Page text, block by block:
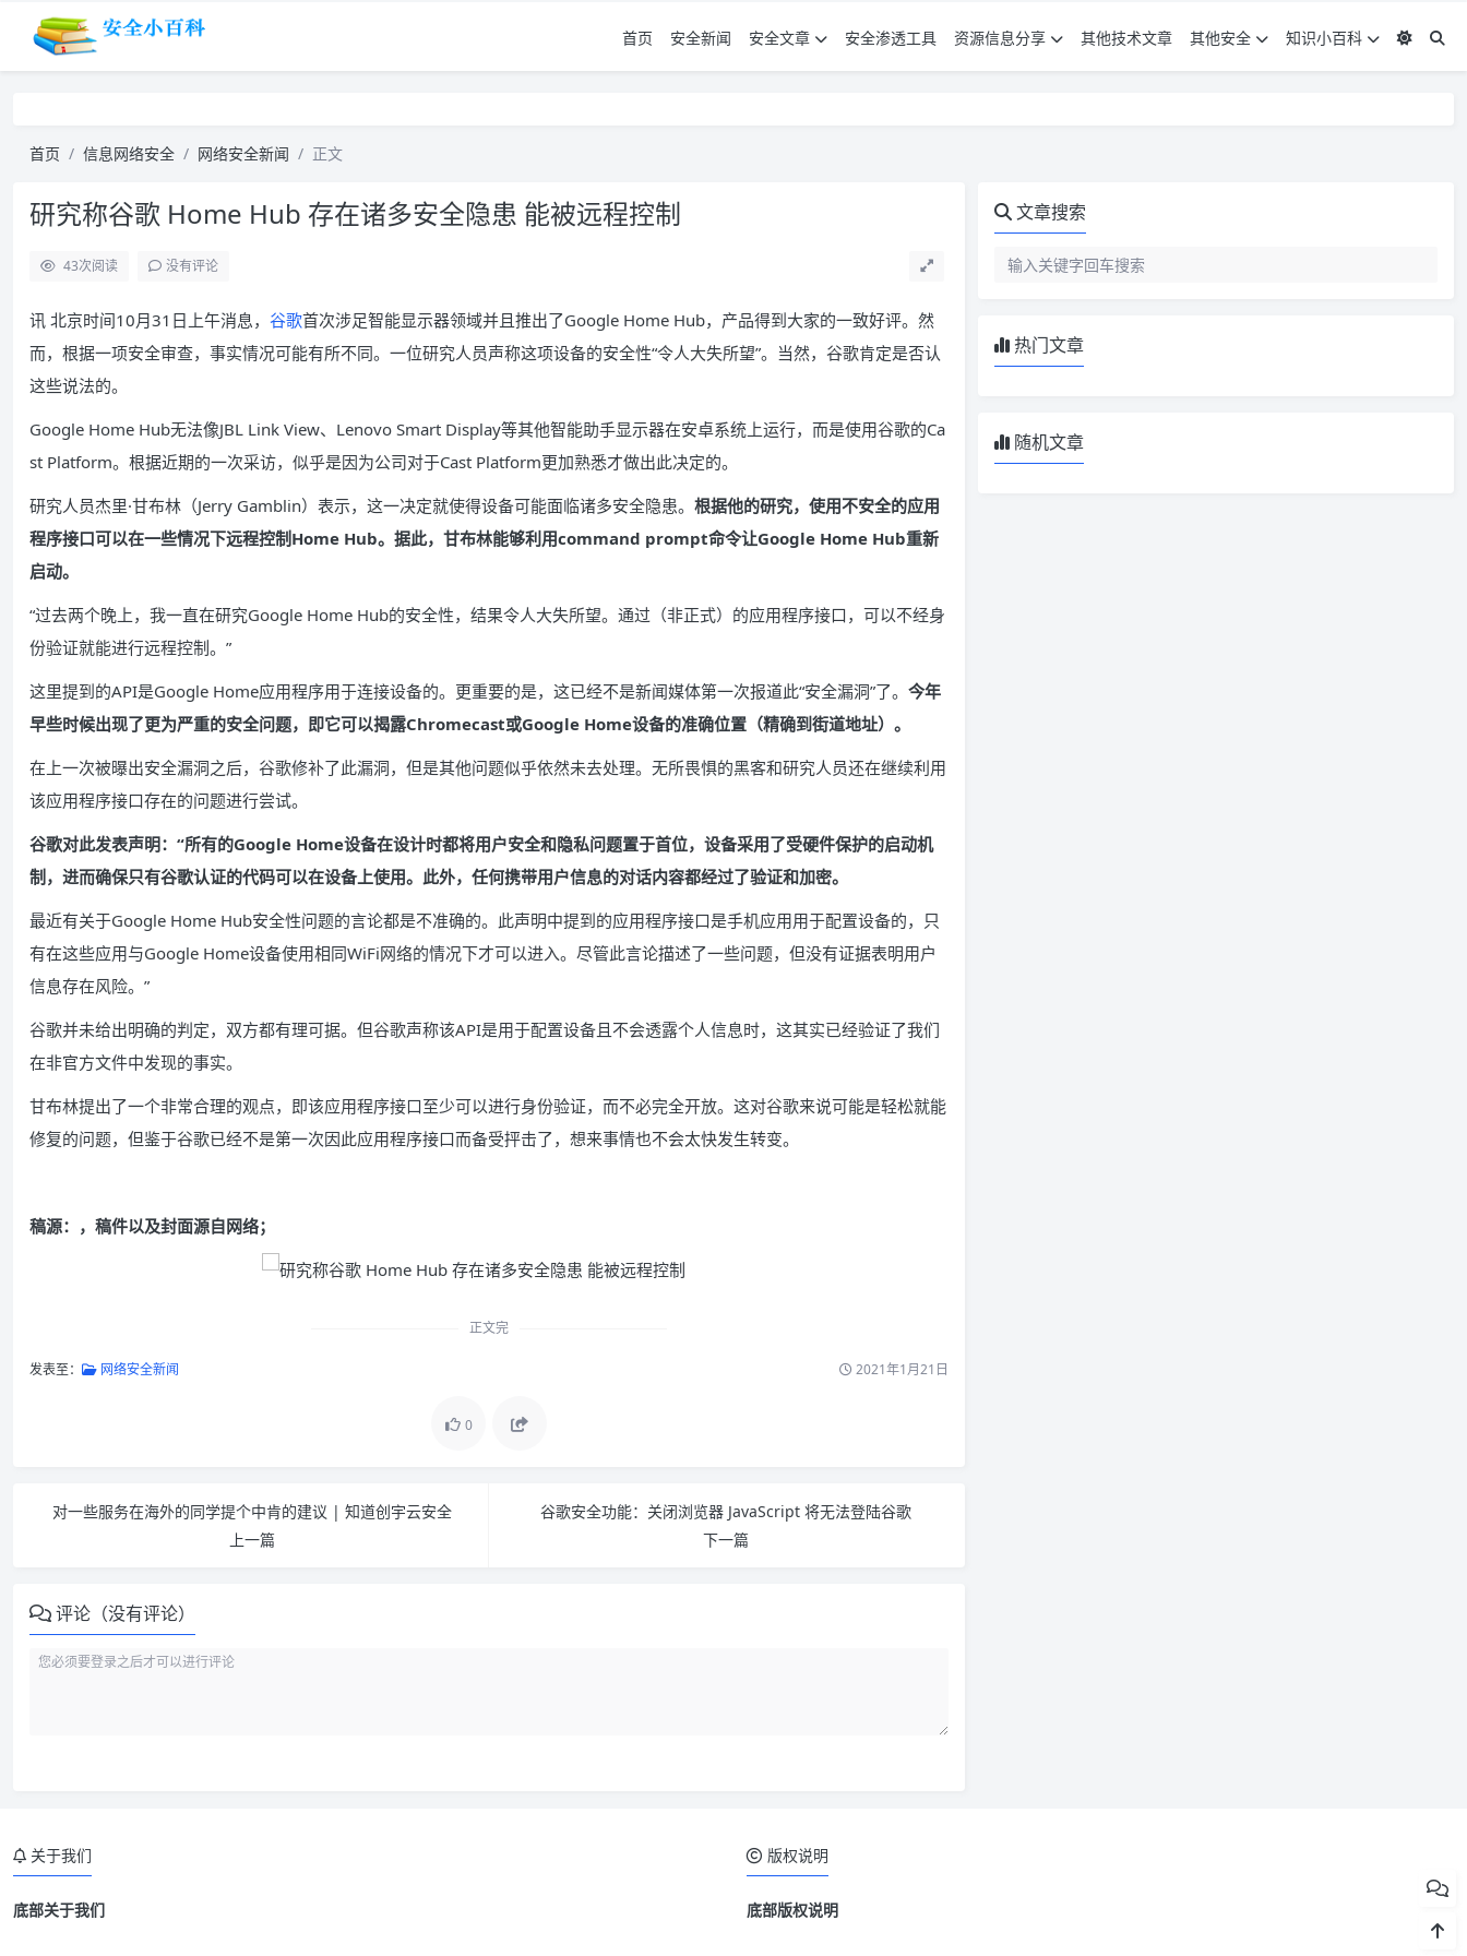
首页 安全新闻 安全文章 安全渗透工具 资源信息分享 其他技术文章 其他安全 知识小百科
首页 信息网络安全 网络安全新闻 正文
研究称谷歌 Home Hub 存在诸多安全隐患 能被远程控制
43次阅读 没有评论
讯 北京时间10月31日上午消息， 谷歌首次涉足智能显示器领域并且推出了Google Home Hub，产品得到大家的一致好评。然
而，根据一项安全审查，事实情况可能有所不同。一位研究人员声称这项设备的安全性“令人大失所望”。当然，谷歌肯定是否认
这些说法的。
Google Home Hub无法像JBL Link View、Lenovo Smart Display等其他智能助手显示器在安卓系统上运行，而是使用谷歌的Ca
st Platform。根据近期的一次采访，似乎是因为公司对于Cast Platform更加熟悉才做出此决定的。
研究人员杰里·甘布林（Jerry Gamblin）表示，这一决定就使得设备可能面临诸多安全隐患。 根据他的研究，使用不安全的应用
程序接口可以在一些情况下远程控制Home Hub。据此，甘布林能够利用command prompt命令让Google Home Hub重新
启动。
“过去两个晚上，我一直在研究Google Home Hub的安全性，结果令人大失所望。通过（非正式）的应用程序接口，可以不经身
份验证就能进行远程控制。”
这里提到的API是Google Home应用程序用于连接设备的。更重要的是，这已经不是新闻媒体第一次报道此“安全漏洞”了。 今年
早些时候出现了更为严重的安全问题，即它可以揭露Chromecast或Google Home设备的准确位置（精确到街道地址）。
在上一次被曝出安全漏洞之后，谷歌修补了此漏洞，但是其他问题似乎依然未去处理。无所畏惧的黑客和研究人员还在继续利用
该应用程序接口存在的问题进行尝试。
谷歌对此发表声明：“所有的Google Home设备在设计时都将用户安全和隐私问题置于首位，设备采用了受硬件保护的启动机
制，进而确保只有谷歌认证的代码可以在设备上使用。此外，任何携带用户信息的对话内容都经过了验证和加密。
最近有关于Google Home Hub安全性问题的言论都是不准确的。此声明中提到的应用程序接口是手机应用用于配置设备的，只
有在这些应用与Google Home设备使用相同WiFi网络的情况下才可以进入。尽管此言论描述了一些问题，但没有证据表明用户
信息存在风险。”
谷歌并未给出明确的判定，双方都有理可据。但谷歌声称该API是用于配置设备且不会透露个人信息时，这其实已经验证了我们
在非官方文件中发现的事实。
甘布林提出了一个非常合理的观点，即该应用程序接口至少可以进行身份验证，而不必完全开放。这对谷歌来说可能是轻松就能
修复的问题，但鉴于谷歌已经不是第一次因此应用程序接口而备受抨击了，想来事情也不会太快发生转变。
稿源： ，稿件以及封面源自网络；
正文完
发表至： 网络安全新闻 2021年1月21日
0
对一些服务在海外的同学提个中肯的建议 | 知道创宇云安全
上一篇
谷歌安全功能：关闭浏览器 JavaScript 将无法登陆谷歌
下一篇
评论（没有评论）
文章搜索
热门文章
随机文章
关于我们
底部关于我们
版权说明
底部版权说明